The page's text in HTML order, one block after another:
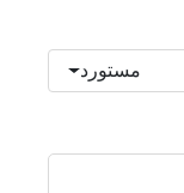
مستورد